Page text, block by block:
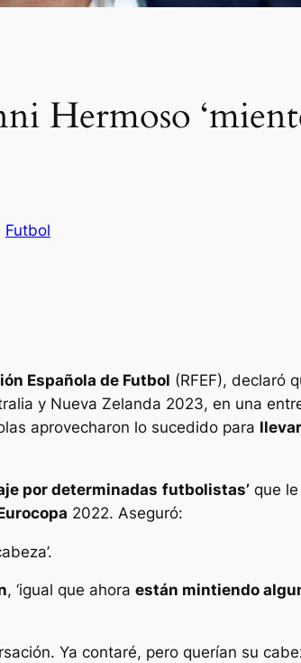
Hermoso
Futbol
Española de Futbol (RFEF), declaró
y Nueva Zelanda 2023, en una
aprovecharon lo sucedido para
por determinadas futbolistas’ que
2022. Aseguró:
, ‘igual que ahora están mintiendo
Ya contaré, pero querían su